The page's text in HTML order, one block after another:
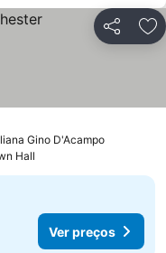
Partilhar
Gino D'Acampo
Hall
Ver preços